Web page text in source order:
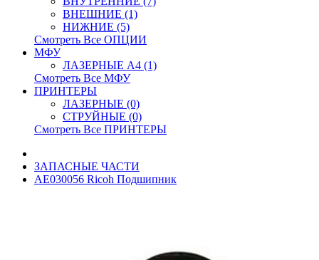
ВНЕШНИЕ (1)
НИЖНИЕ (5)
Смотреть Все ОПЦИИ
МФУ
ЛАЗЕРНЫЕ A4 (1)
Смотреть Все МФУ
ПРИНТЕРЫ
ЛАЗЕРНЫЕ (0)
СТРУЙНЫЕ (0)
Смотреть Все ПРИНТЕРЫ
ЗАПАСНЫЕ ЧАСТИ
AE030056 Ricoh Подшипник